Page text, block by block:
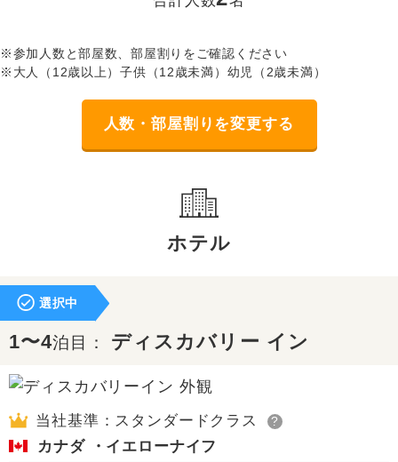
※参加人数と部屋数、部屋割りをご確認ください
※大人（12歳以上）子供（12歳未満）幼児（2歳未満）
人数・部屋割りを変更する
ホテル
選択中
1〜4泊目： ディスカバリー イン
当社基準：スタンダードクラス ?
カナダ ・イエローナイフ